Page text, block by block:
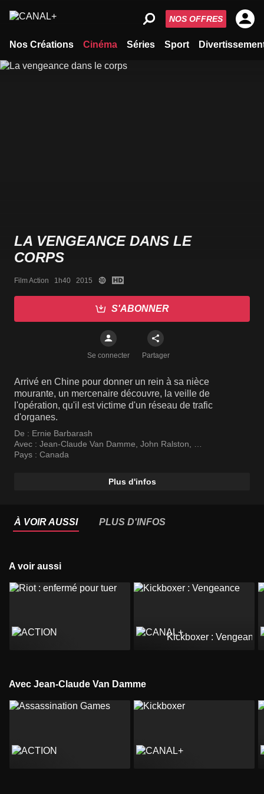
Nos Créations Cinéma Séries Sport
NOS OFFRES
LA VENGEANCE DANS LE
CORPS
Film Action   1h40   2015
S'ABONNER
Se connecter Partager
Arrivé en Chine pour donner un rein à sa nièce
mourante, un mercenaire découvre, la veille de
l'opération, qu'il est victime d'un réseau de trafic
d'organes.
De : Ernie Barbarash
Avec : Jean-Claude Van Damme John Ralston
Darren Shahlavi
Pays : Canada
Plus d'infos
À VOIR AUSSI PLUS D'INFOS
A voir aussi
Kickboxer : Vengeance
Avec Jean-Claude Van Damme